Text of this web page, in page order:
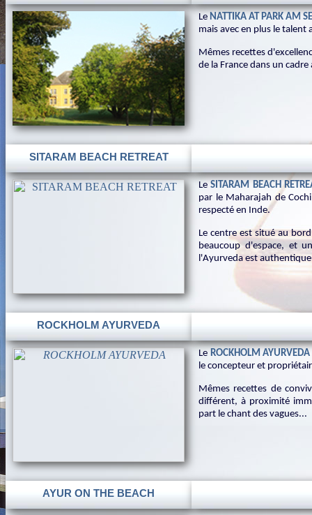
Le NATTIKA AT PARK AM
mais avec en plus le
Mêmes recettes
de la France dans un
SITARAM BEACH RETREAT
LeSITARAM BEACH
par le Maharajah de
respecté en Inde.
Le centre est situé au
beaucoup d'espace, et
l'Ayurveda est
ROCKHOLM AYURVEDA
Le ROCKHOLM AYURVEDA
le concepteur et
Mêmes recettes de
différent, à proximité
part le chant des vagues...
AYUR ON THE BEACH